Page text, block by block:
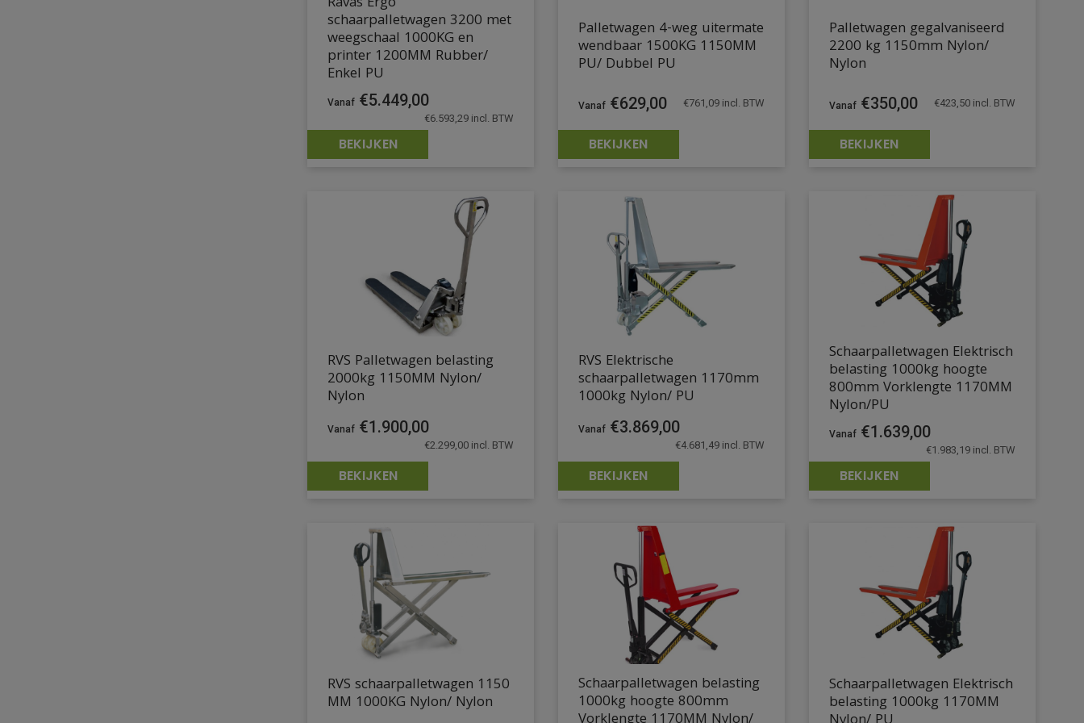
schaarpalletwagen 3200 met
weegschaal 1000KG en
printer 1200MM Rubber/
Enkel PU
€5.449,00
€6.593,29incl. BTW
BEKIJKEN
Palletwagen 4-weg uitermate
wendbaar 1500KG 1150MM
PU/ Dubbel PU
€629,00 €761,09incl. BTW
BEKIJKEN
Palletwagen gegalvaniseerd
2200 kg 1150mm Nylon/
Nylon
€350,00 €423,50incl. BTW
BEKIJKEN
RVS Palletwagen belasting
2000kg 1150MM Nylon/
Nylon
€1.900,00
€2.299,00incl. BTW
BEKIJKEN
RVS Elektrische
schaarpalletwagen 1170mm
1000kg Nylon/ PU
€3.869,00
€4.681,49incl. BTW
BEKIJKEN
Schaarpalletwagen Elektrisch
belasting 1000kg hoogte
800mm Vorklengte 1170MM
Nylon/PU
€1.639,00
€1.983,19incl. BTW
BEKIJKEN
RVS schaarpalletwagen 1150
MM 1000KG Nylon/ Nylon
Schaarpalletwagen belasting
1000kg hoogte 800mm
Schaarpalletwagen Elektrisch
belasting 1000kg 1170MM